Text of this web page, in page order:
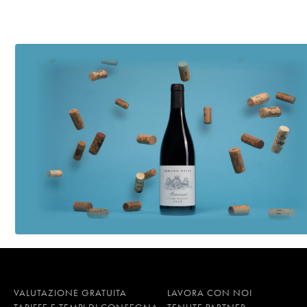
VALUTAZIONE GRATUITA
LAVORA CON NOI